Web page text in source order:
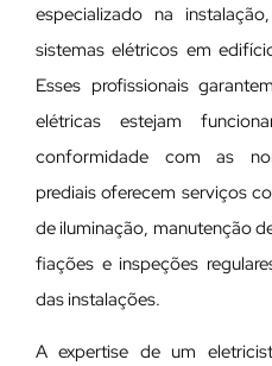
especializado na
sistemas elétricos em
Esses profissionais
elétricas estejam
conformidade com as
prediais oferecem serviços
de iluminação, manutenção
fiações e inspeções
das instalações.
A expertise de um